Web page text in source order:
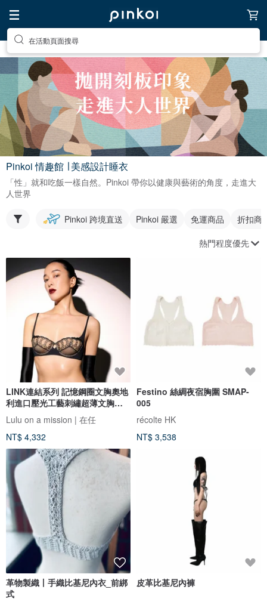
在活動頁面搜尋
Pinkoi 情趣館 ∣ 美感設計睡衣
「性」就和吃飯一樣自然。Pinkoi 帶你以健康與藝術的角度，走進大
人世界
Pinkoi 跨境直送 Pinkoi 嚴選 免運商品 折扣商
熱門程度優先
LINK連結系列 記憶鋼圈文胸奧地
利進口壓光工藝刺繡超薄文胸半
罩Lulu on a mission | 在任
NT$ 4,332
Festino 絲綢夜宿胸圍 SMAP-
005
récolte HK
NT$ 3,538
革物製織丨手織比基尼內衣_前綁
式
皮革比基尼內褲